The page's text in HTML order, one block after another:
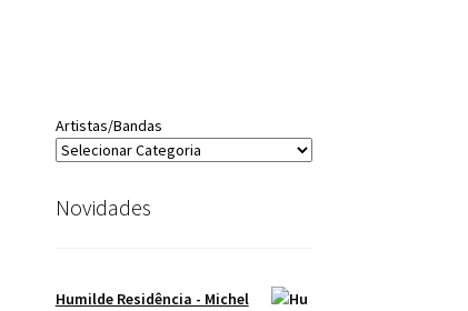
Artistas/Bandas
Novidades
Humilde Residência - Michel